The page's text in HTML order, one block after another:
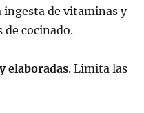
ingesta de vitaminas y
de cocinado.
elaboradas. Limita las